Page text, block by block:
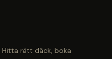
Hitta rätt däck, boka